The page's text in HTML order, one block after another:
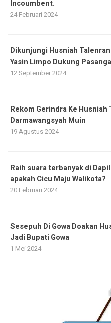
Incoumbent.
24 Februari 2024
Dikunjungi Husniah
Yasin Limpo Dukung
12 September 2024
Rekom Gerindra Ke Husniah
Darmawangsyah Muin
19 Agustus 2024
Raih suara terbanyak di
apakah Cicu Maju Walikota?
20 Februari 2024
Sesepuh Di Gowa Doakan
Jadi Bupati Gowa
1 Mei 2024